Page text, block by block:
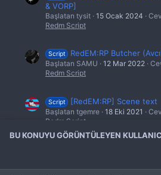
& VORP]
Başlatan tysit 15 Ocak 2024
Redm Script
Script RedEM:RP Butcher
Başlatan SAMU 12 Mar 2022
Redm Script
Script [RedEM:RP] Scene text
Başlatan tgemre 18 Eki 2021
Redm Script
Redm Script
BU KONUYU GÖRÜNTÜLEYEN